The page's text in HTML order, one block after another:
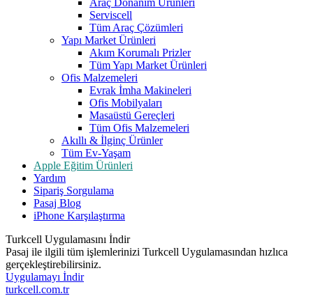
Araç Donanım Ürünleri
Serviscell
Tüm Araç Çözümleri
Yapı Market Ürünleri
Akım Korumalı Prizler
Tüm Yapı Market Ürünleri
Ofis Malzemeleri
Evrak İmha Makineleri
Ofis Mobilyaları
Masaüstü Gereçleri
Tüm Ofis Malzemeleri
Akıllı & İlginç Ürünler
Tüm Ev-Yaşam
Apple Eğitim Ürünleri
Yardım
Sipariş Sorgulama
Pasaj Blog
iPhone Karşılaştırma
Turkcell Uygulamasını İndir
Pasaj ile ilgili tüm işlemlerinizi Turkcell Uygulamasından hızlıca
gerçekleştirebilirsiniz.
Uygulamayı İndir
turkcell.com.tr